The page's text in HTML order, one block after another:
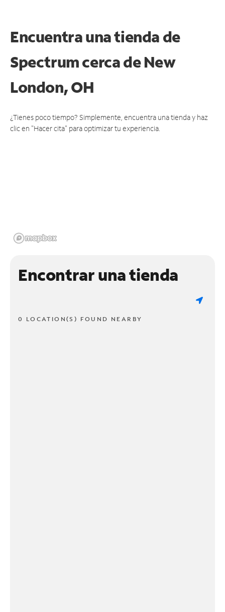
Encuentra una tienda de
Spectrumcerca de New
London, OH
¿Tienes poco tiempo? Simplemente, encuentra una tienda y haz
clic en "Hacer cita" para optimizar tu experiencia.
Encontrar una tienda
0 LOCATION(S) FOUND NEARBY